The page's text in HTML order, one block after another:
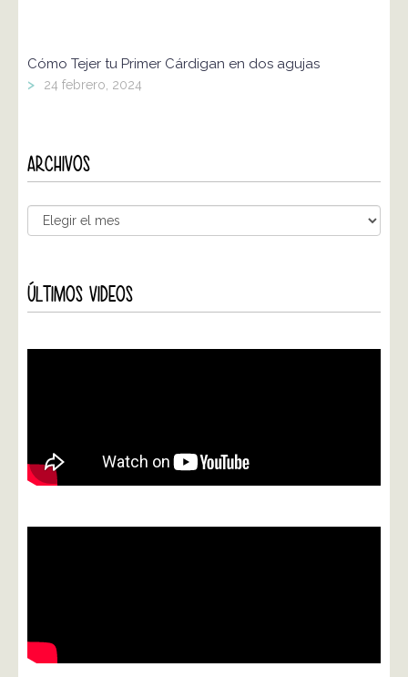
Cómo Tejer tu Primer Cárdigan en dos agujas
> 24 febrero, 2024
ARCHIVOS
ÚLTIMOS VIDEOS